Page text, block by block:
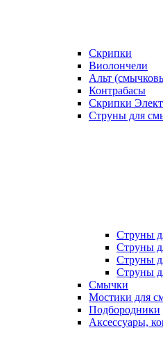
Скрипки
Виолончели
Альт
Контрабасы
Скрипки
Струны для
Струны
Струны
Струны
Струны
Смычки
Мостики для
Подбородники
Аксеcсуары,